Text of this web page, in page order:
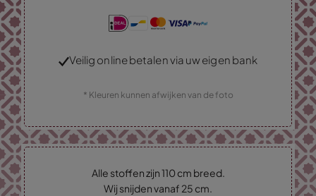
Veilig online betalen via uw eigen bank
* Kleuren kunnen afwijken van de foto
Alle stoffen zijn 110 cm breed.
Wij snijden vanaf 25 cm.